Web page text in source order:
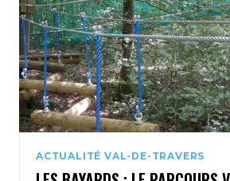
ACTUALITÉ VAL-DE-TRAVERS